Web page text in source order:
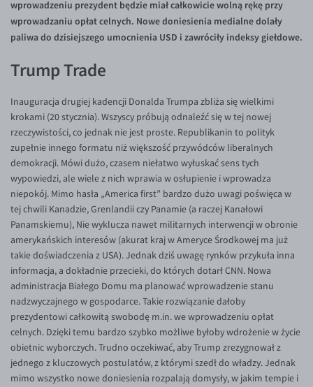
Inne pary walutowe
AUD/PLN
CAD/PLN
CNY/PLN
HKD/PLN
HUF/PLN
ILS/PLN
JPY/PLN
NZD/PLN
RON/PLN
SGD/PLN
TRY/PLN
ZAR/PLN
EUR/USD
EUR/GBP
EUR/CHF
Aplikacja mobilna
Bezpieczeństwo
Pomoc
FAQ
Konto i opłaty
Wymiana walut
Banki i przelewy
Przelewy zagraniczne
Słowniczek
Poradnik
KONTAKT
Dla mediów
wprowadzeniu prezydent będzie miał całkowicie wolną rękę przy
wprowadzaniu opłat celnych. Nowe doniesienia medialne dolały
paliwa do dzisiejszego umocnienia USD i zawróciły indeksy giełdowe.
Trump Trade
Inauguracja drugiej kadencji Donalda Trumpa zbliża się wielkimi
krokami (20 stycznia). Wszyscy próbują odnaleźć się w tej nowej
rzeczywistości, co jednak nie jest proste. Republikanin to polityk
zupełnie innego formatu niż większość przywódców liberalnych
demokracji. Mówi dużo, czasem niełatwo wyłuskać sens tych
wypowiedzi, ale wiele z nich wprawia w osłupienie i wprowadza
niepokój. Mimo hasła „America first” bardzo dużo uwagi poświęca w
tej chwili Kanadzie, Grenlandii czy Panamie (a raczej Kanałowi
Panamskiemu), Nie wyklucza nawet militarnych interwencji w obronie
amerykańskich interesów (akurat kraj w Ameryce Środkowej ma już
takie doświadczenia z USA). Jednak dziś uwagę rynków przykuła inna
informacja, a dokładnie przecieki, do których dotarł CNN. Nowa
administracja Białego Domu ma planować wprowadzenie stanu
nadzwyczajnego w gospodarce. Takie rozwiązanie dałoby
prezydentowi całkowitą swobodę m.in. we wprowadzeniu opłat
celnych. Dzięki temu bardzo szybko możliwe byłoby wdrożenie w życie
obietnic wyborczych. Trudno oczekiwać, aby Trump zrezygnował z
jednego z kluczowych postulatów, z którymi szedł do władzy. Jednak
mimo wszystko nowe doniesienia rozpalają domysły, w jakim tempie i